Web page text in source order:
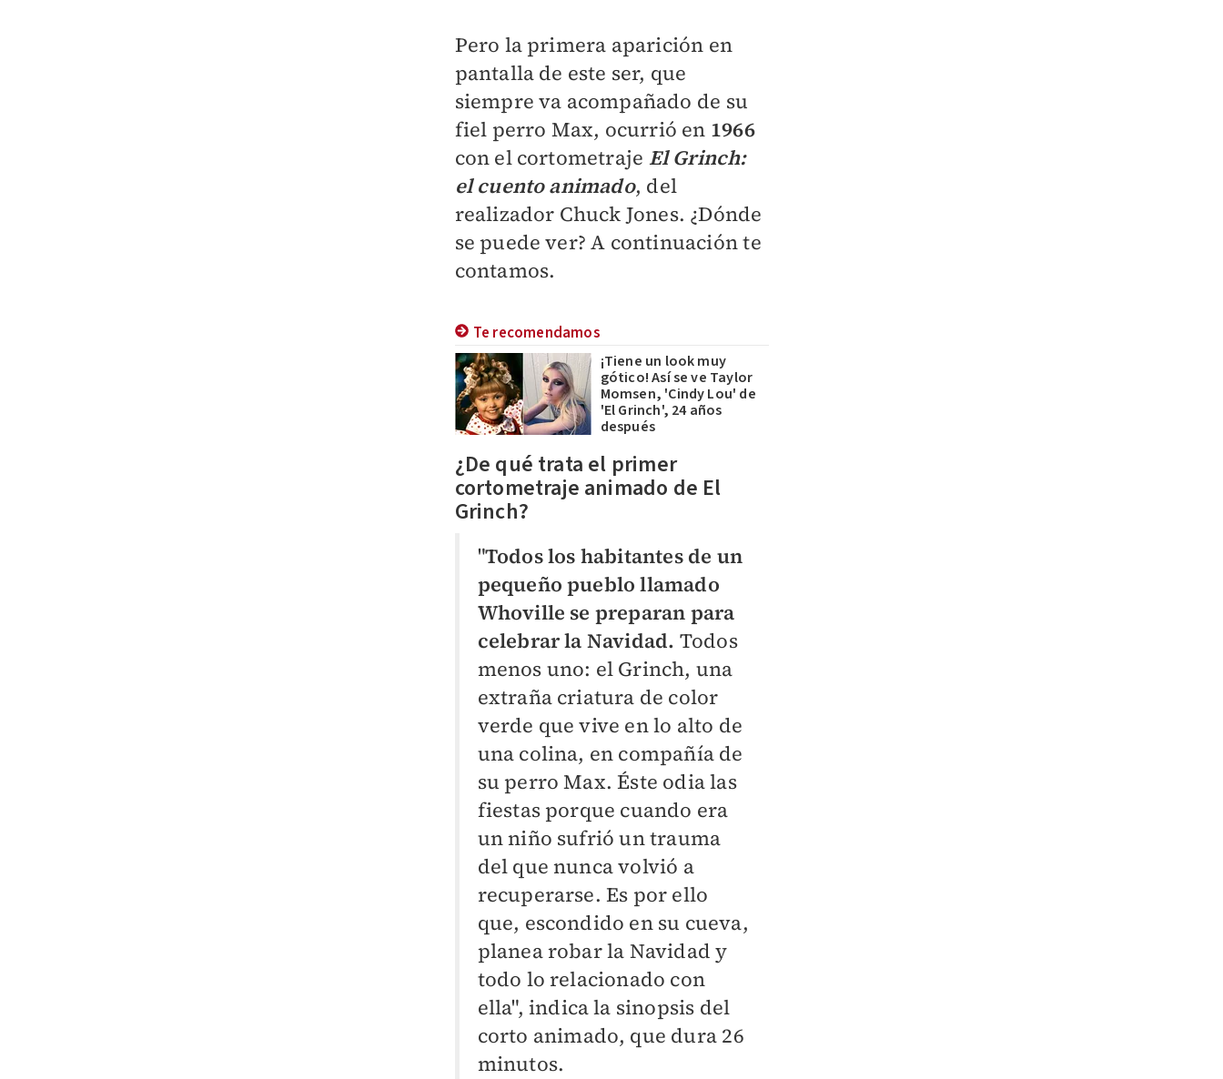
Pero la primera aparición en
pantalla de este ser, que
siempre va acompañado de su
fiel perro Max, ocurrió en 1966
con el cortometraje El Grinch:
el cuento animado, del
realizador Chuck Jones. ¿Dónde
se puede ver? A continuación te
contamos.
Te recomendamos
¡Tiene un look muy
gótico! Así se ve Taylor
Momsen, 'Cindy Lou' de
'El Grinch', 24 años
después
¿De qué trata el primer
cortometraje animado de El
Grinch?
"Todos los habitantes de un
pequeño pueblo llamado
Whoville se preparan para
celebrar la Navidad. Todos
menos uno: el Grinch, una
extraña criatura de color
verde que vive en lo alto de
una colina, en compañía de
su perro Max. Éste odia las
fiestas porque cuando era
un niño sufrió un trauma
del que nunca volvió a
recuperarse. Es por ello
que, escondido en su cueva,
planea robar la Navidad y
todo lo relacionado con
ella", indica la sinopsis del
corto animado, que dura 26
minutos.